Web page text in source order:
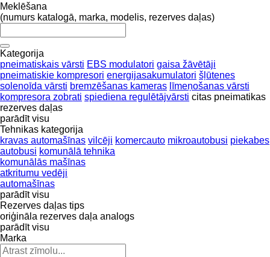
Meklēšana
(numurs katalogā, marka, modelis, rezerves daļas)
Kategorija
pneimatiskais vārsti EBS modulatori gaisa žāvētāji
pneimatiskie kompresori energijasakumulatori šļūtenes
solenoīda vārsti bremzēšanas kameras līmeņošanas vārsti
kompresora zobrati spiediena regulētājvārsti citas pneimatikas
rezerves daļas
parādīt visu
Tehnikas kategorija
kravas automašīnas vilcēji komercauto mikroautobusi piekabes
autobusi komunālā tehnika
komunālās mašīnas
atkritumu vedēji
automašīnas
parādīt visu
Rezerves daļas tips
oriģināla rezerves daļa analogs
parādīt visu
Marka